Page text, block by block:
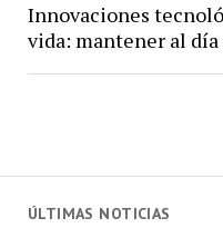
ÚLTIMAS NOTICIAS
Innovaciones
vida: mantener al